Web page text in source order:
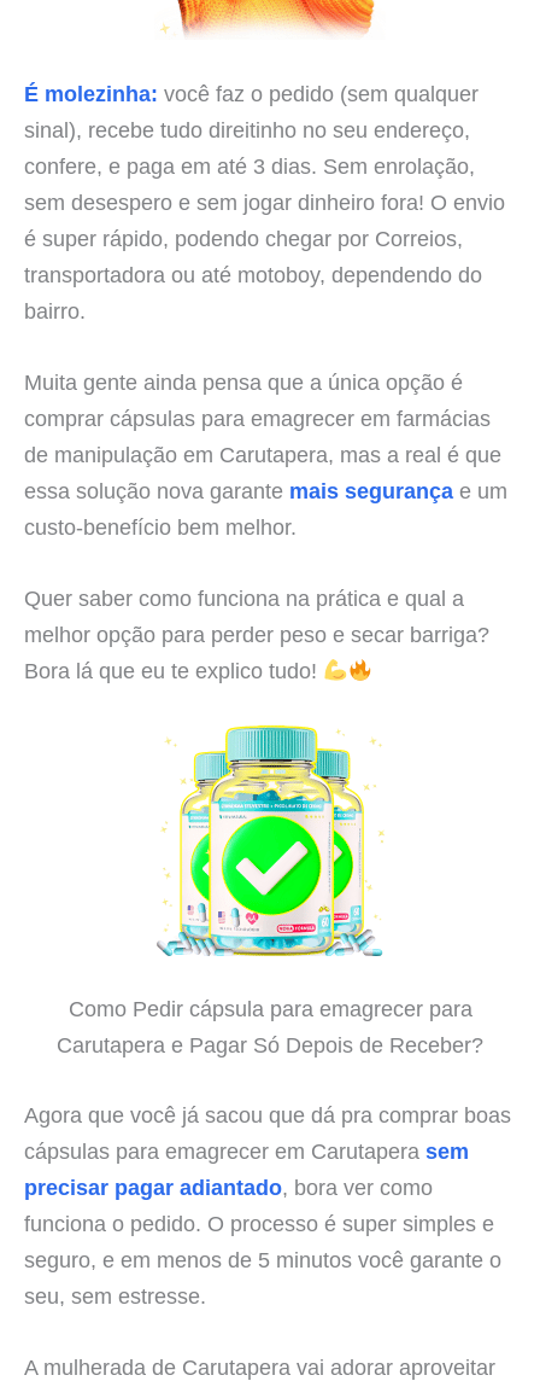
É molezinha: você faz o pedido (sem qualquer
sinal), recebe tudo direitinho no seu endereço,
confere, e paga em até 3 dias. Sem enrolação,
sem desespero e sem jogar dinheiro fora! O envio
é super rápido, podendo chegar por Correios,
transportadora ou até motoboy, dependendo do
bairro.
Muita gente ainda pensa que a única opção é
comprar cápsulas para emagrecer em farmácias
de manipulação em Carutapera, mas a real é que
essa solução nova garante mais segurança e um
custo-benefício bem melhor.
Quer saber como funciona na prática e qual a
melhor opção para perder peso e secar barriga?
Bora lá que eu te explico tudo!
Como Pedir cápsula para emagrecer para
Carutapera e Pagar Só Depois de Receber?
Agora que você já sacou que dá pra comprar boas
cápsulas para emagrecer em Carutapera sem
precisar pagar adiantado, bora ver como
funciona o pedido. O processo é super simples e
seguro, e em menos de 5 minutos você garante o
seu, sem estresse.
A mulherada de Carutapera vai adorar aproveitar